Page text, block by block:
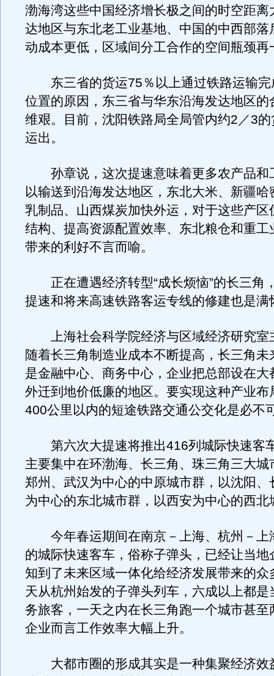
渤海湾这些中国经济增长极之间的时空距离
达地区与东北老工业基地、中国的中西部落
动成本更低，区域间分工合作的空间瓶颈再
东三省的货运75％以上通过铁路运输完
位置的原因，东三省与华东沿海发达地区的
维艰。目前，沈阳铁路局全局管内约2／3
运出。
孙章说，这次提速意味着更多农产品和
以输送到沿海发达地区，东北大米、新疆哈
乳制品、山西煤炭加快外运，对于这些产区
结构、提高资源配置效率、东北粮仓和重工
带来的利好不言而喻。
正在遭遇经济转型“成长烦恼”的长三角
提速和将来高速铁路客运专线的修建也是满
上海社会科学院经济与区域经济研究室
随着长三角制造业成本不断提高，长三角未
是金融中心、商务中心，企业把总部设在大
外迁到地价低廉的地区。要实现这种产业布
400公里以内的短途铁路交通公交化是必不
第六次大提速将推出416列城际快速客
主要集中在环渤海、长三角、珠三角三大城
郑州、武汉为中心的中原城市群，以沈阳、
为中心的东北城市群，以西安为中心的西北
今年春运期间在南京－上海、杭州－上
的城际快速客车，俗称子弹头，已经让当地
知到了未来区域一体化给经济发展带来的众
天从杭州始发的子弹头列车，六成以上都是
务旅客，一天之内在长三角跑一个城市甚至
企业而言工作效率大幅上升。
大都市圈的形成其实是一种集聚经济效